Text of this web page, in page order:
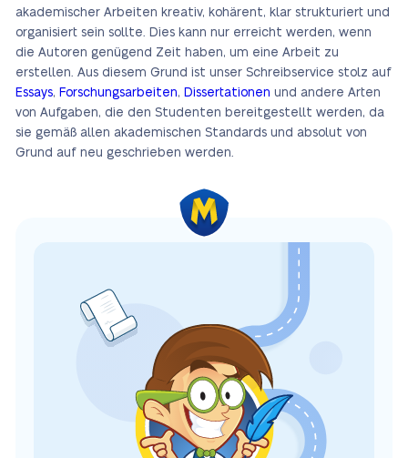
akademischer Arbeiten kreativ, kohärent, klar strukturiert und
organisiert sein sollte. Dies kann nur erreicht werden, wenn
die Autoren genügend Zeit haben, um eine Arbeit zu
erstellen. Aus diesem Grund ist unser Schreibservice stolz auf
Essays, Forschungsarbeiten, Dissertationen und andere Arten
von Aufgaben, die den Studenten bereitgestellt werden, da
sie gemäß allen akademischen Standards und absolut von
Grund auf neu geschrieben werden.